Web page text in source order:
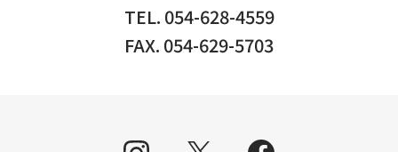
TEL. 054-628-4559
FAX. 054-629-5703